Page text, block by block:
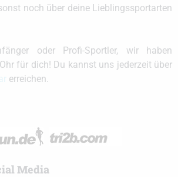
noch über deine Lieblingssportarten
oder Profi-Sportler, wir haben
für dich! Du kannst uns jederzeit über
erreichen.
Media